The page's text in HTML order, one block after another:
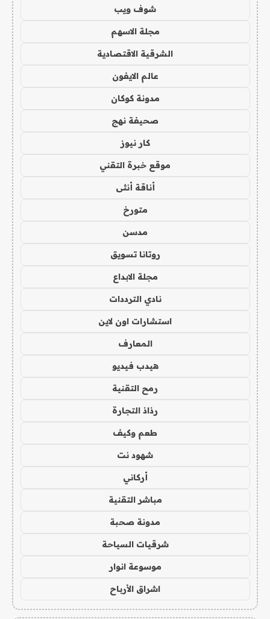
شوف ويب
مجلة الاسهم
الشرقية الاقتصادية
عالم الايفون
مدونة كوكان
صحيفة نهج
كار نيوز
موقع خبرة التقني
أناقة أنثى
متورخ
مدسن
روتانا تسويق
مجلة الابداع
نادي الترددات
استشارات اون لاين
المعارف
هيدب فيديو
رمح التقنية
رذاذ التجارة
طعم وكيف
شهود نت
أركاني
مباشر التقنية
مدونة صحبة
شرقيات السياحة
موسوعة انوار
اشراق الأرباح